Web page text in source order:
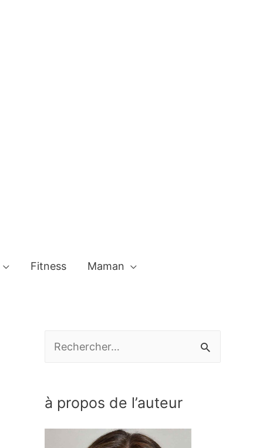
Fitness Maman
h
à propos de l’auteur